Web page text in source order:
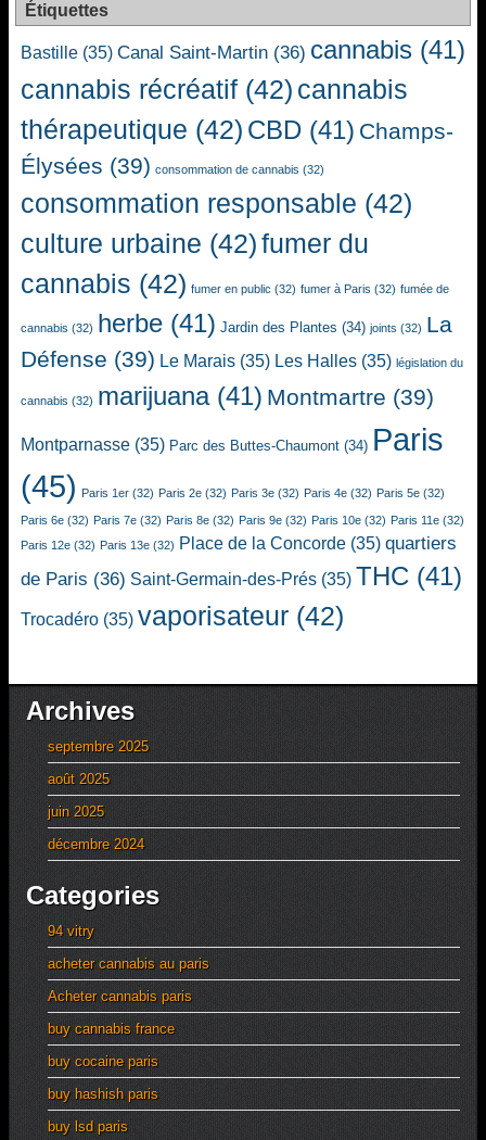
Étiquettes
Bastille (35) Canal Saint-Martin (36) cannabis (41)
cannabis récréatif (42) cannabis
thérapeutique (42) CBD (41) Champs-
Élysées (39) consommation de cannabis (32)
consommation responsable (42)
culture urbaine (42)fumer du
cannabis (42) fumer en public (32) fumer à Paris (32) fumée de
cannabis (32) herbe (41) Jardin des Plantes (34) joints (32) La
Défense (39) Le Marais (35) Les Halles (35) législation du
cannabis (32) marijuana(41) Montmartre (39)
Montparnasse (35) Parc des Buttes-Chaumont (34) Paris
(45) Paris 1er (32) Paris 2e (32) Paris 3e (32) Paris 4e (32) Paris 5e (32)
Paris 6e (32) Paris 7e (32) Paris 8e (32) Paris 9e (32) Paris 10e (32) Paris 11e (32)
Paris 12e (32) Paris 13e (32) Place de la Concorde (35) quartiers
de Paris (36) Saint-Germain-des-Prés (35) THC (41)
Trocadéro (35) vaporisateur (42)
Archives
septembre 2025
août 2025
juin 2025
décembre 2024
Categories
94 vitry
acheter cannabis au paris
Acheter cannabis paris
buy cannabis france
buy cocaine paris
buy hashish paris
buy lsd paris